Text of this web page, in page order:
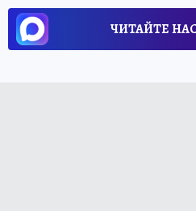
ЧИТАЙТЕ